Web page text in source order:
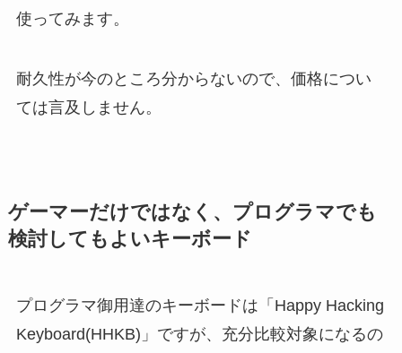
使ってみます。
耐久性が今のところ分からないので、価格につい
ては言及しません。
ゲーマーだけではなく、プログラマでも
検討してもよいキーボード
プログラマ御用達のキーボードは「Happy Hacking
Keyboard(HHKB)」ですが、充分比較対象になるの